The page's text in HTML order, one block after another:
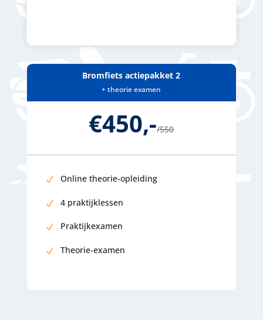
Bromfiets actiepakket 2
+ theorie examen
€450,-/550
Online theorie-opleiding
4 praktijklessen
Praktijkexamen
Theorie-examen